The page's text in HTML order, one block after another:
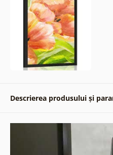
Descrierea produsului și